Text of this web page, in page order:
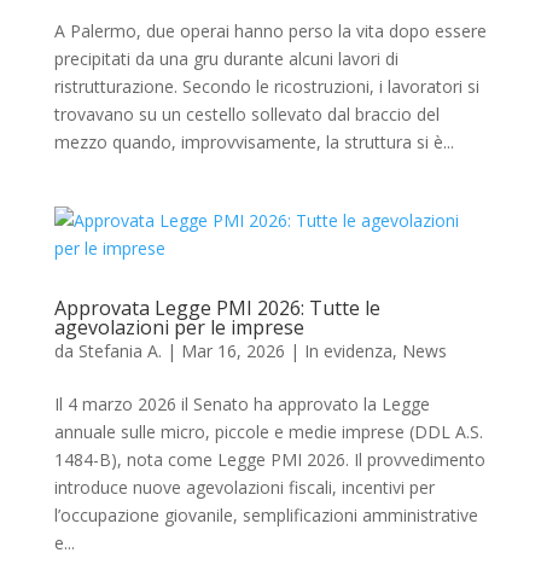
A Palermo, due operai hanno perso la vita dopo essere
precipitati da una gru durante alcuni lavori di
ristrutturazione. Secondo le ricostruzioni, i lavoratori si
trovavano su un cestello sollevato dal braccio del
mezzo quando, improvvisamente, la struttura si è...
Approvata Legge PMI 2026: Tutte le
agevolazioni per le imprese
da Stefania A. | Mar 16, 2026 | In evidenza, News
Il 4 marzo 2026 il Senato ha approvato la Legge
annuale sulle micro, piccole e medie imprese (DDL A.S.
1484-B), nota come Legge PMI 2026. Il provvedimento
introduce nuove agevolazioni fiscali, incentivi per
l’occupazione giovanile, semplificazioni amministrative
e...